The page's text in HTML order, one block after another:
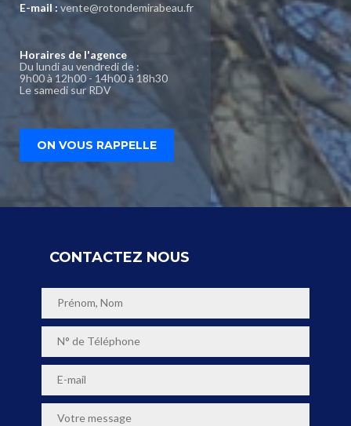
E-mail : vente@rotondemirabeau.fr
Horaires de l'agence
Du lundi au vendredi de :
9h00 à 12h00 - 14h00 à 18h30
Le samedi sur RDV
ON VOUS RAPPELLE
CONTACTEZ NOUS